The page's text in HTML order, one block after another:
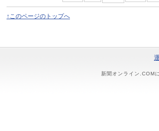
↑このページのトップへ
新聞オンライン.COM